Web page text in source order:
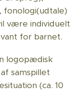
fonologi(udtale)
være individuelt
for barnet.
logopædisk
samspillet
(ca. 10